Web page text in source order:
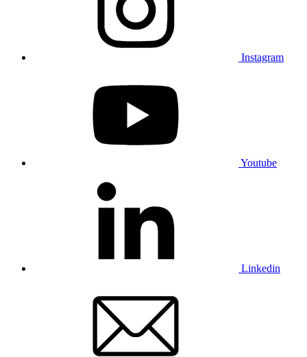
Instagram
Youtube
Linkedin